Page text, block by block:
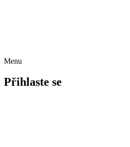
Menu
Přihlaste se